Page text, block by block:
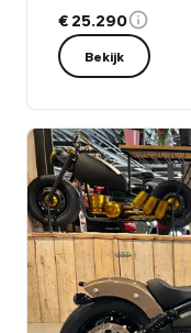
€ 25.290
Bekijk